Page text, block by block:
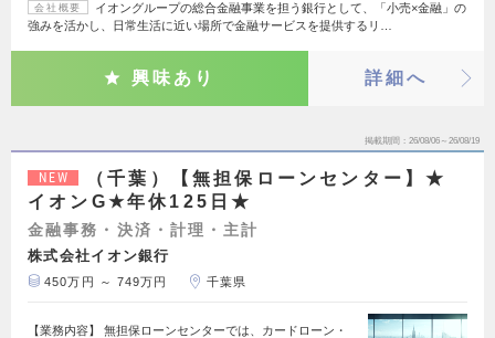
会社概要
イオングループの総合金融事業を担う銀行として、「小売×金融」の
強みを活かし、日常生活に近い場所で金融サービスを提供するリ…
興味あり 詳細へ
掲載期間 26/08/06～26/08/19
NEW
（千葉）【無担保ローンセンター】★
イオンG★年休125日★
金融事務・決済・計理・主計
株式会社イオン銀行
450万円 ～ 749万円 千葉県
【業務内容】 無担保ローンセンターでは、カードローン・